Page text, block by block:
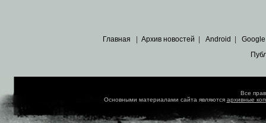
Главная Архив новостей Android Google
Все
Основными материалами сайта являются архивные